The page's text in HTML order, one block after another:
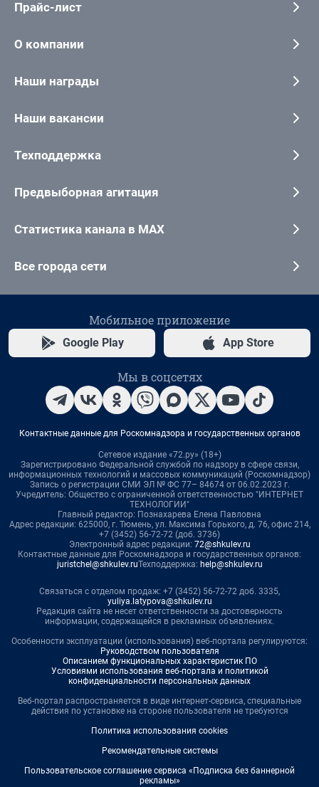
Прайс-лист
О компании
Наши награды
Наши вакансии
Техподдержка
Предвыборная агитация
Статистика канала в MAX
Все города сети
Мобильное приложение
Google Play App Store
Мы в соцсетях
Контактные данные для Роскомнадзора и государственных органов
Сетевое издание «72.ру» (18+)
Зарегистрировано Федеральной службой по надзору в сфере связи,
информационных технологий и массовых коммуникаций (Роскомнадзор)
Запись о регистрации СМИ ЭЛ № ФС 77– 84674 от 06.02.2023 г.
Учредитель: Общество с ограниченной ответственностью "ИНТЕРНЕТ
ТЕХНОЛОГИИ"
Главный редактор: Познахарева Елена Павловна
Адрес редакции: 625000, г. Тюмень, ул. Максима Горького, д. 76, офис 214,
+7 (3452) 56-72-72 (доб. 3736)
Электронный адрес редакции: 72@shkulev.ru
Контактные данные для Роскомнадзора и государственных органов:
juristchel@shkulev.ruТехподдержка: help@shkulev.ru
Связаться с отделом продаж: +7 (3452) 56-72-72 доб. 3335,
yuliya.latypova@shkulev.ru
Редакция сайта не несет ответственности за достоверность
информации, содержащейся в рекламных объявлениях.
Особенности эксплуатации (использования) веб-портала регулируются:
Руководством пользователя
Описанием функциональных характеристик ПО
Условиями использования веб-портала и политикой
конфиденциальности персональных данных
Веб-портал распространяется в виде интернет-сервиса, специальные
действия по установке на стороне пользователя не требуются
Политика использования cookies
Рекомендательные системы
Пользовательское соглашение сервиса «Подписка без баннерной
рекламы»